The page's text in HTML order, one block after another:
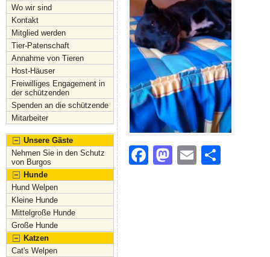
Wo wir sind
Kontakt
Mitglied werden
Tier-Patenschaft
Annahme von Tieren
Host-Häuser
Freiwilliges Engagement in
der schützenden
Spenden an die schützende
Mitarbeiter
Unsere Gäste
Nehmen Sie in den Schutz
von Burgos
Hunde
Hund Welpen
Kleine Hunde
Mittelgroße Hunde
Große Hunde
Katzen
Cat's Welpen
F
M
E